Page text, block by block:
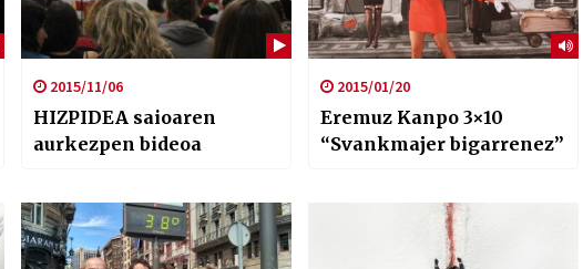
2015/11/06
HIZPIDEA saioaren
aurkezpen bideoa
2015/01/20
Eremuz Kanpo 3×10
“Svankmajer bigarrenez”